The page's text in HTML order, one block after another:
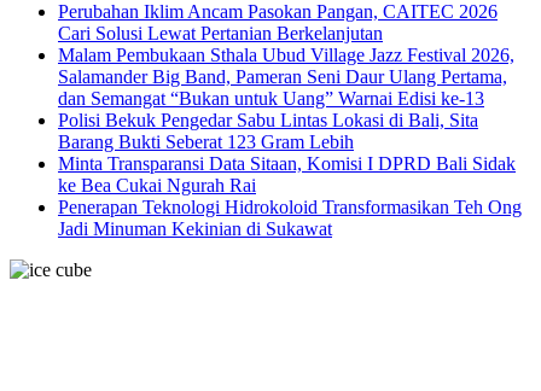
Perubahan Iklim Ancam Pasokan Pangan, CAITEC 2026
Cari Solusi Lewat Pertanian Berkelanjutan
Malam Pembukaan Sthala Ubud Village Jazz Festival 2026,
Salamander Big Band, Pameran Seni Daur Ulang Pertama,
dan Semangat “Bukan untuk Uang” Warnai Edisi ke-13
Polisi Bekuk Pengedar Sabu Lintas Lokasi di Bali, Sita
Barang Bukti Seberat 123 Gram Lebih
Minta Transparansi Data Sitaan, Komisi I DPRD Bali Sidak
ke Bea Cukai Ngurah Rai
Penerapan Teknologi Hidrokoloid Transformasikan Teh Ong
Jadi Minuman Kekinian di Sukawat